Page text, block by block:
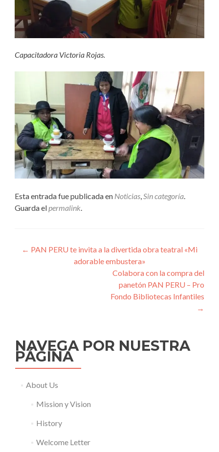
Capacitadora Victoria Rojas.
Esta entrada fue publicada en Noticias,Sin categoría.
Guarda elpermalink.
Navegación
← PAN PERU te invita a la divertida obra teatral «Mi
adorable embustera»
Colabora con la compra del
panetón PAN PERU – Pro
Fondo Bibliotecas Infantiles
→
NAVEGA POR NUESTRA
PÁGINA
About Us
Mission y Vision
History
Welcome Letter